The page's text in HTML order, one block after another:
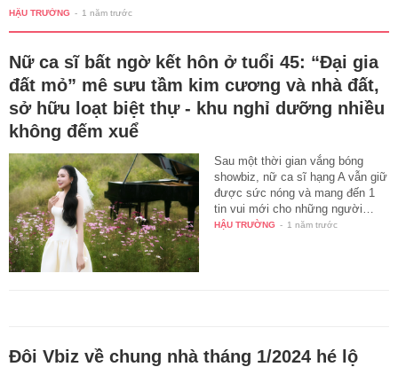
HẬU TRƯỜNG - 1 năm trước
Nữ ca sĩ bất ngờ kết hôn ở tuổi 45: “Đại gia
đất mỏ” mê sưu tầm kim cương và nhà đất,
sở hữu loạt biệt thự - khu nghỉ dưỡng nhiều
không đếm xuể
Sau một thời gian vắng bóng
showbiz, nữ ca sĩ hạng A vẫn giữ
được sức nóng và mang đến 1
tin vui mới cho những người…
HẬU TRƯỜNG - 1 năm trước
Đôi Vbiz về chung nhà tháng 1/2024 hé lộ